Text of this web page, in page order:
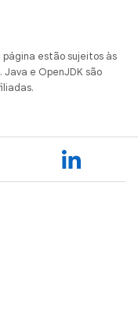
estão sujeitos às
. Java e OpenJDK são